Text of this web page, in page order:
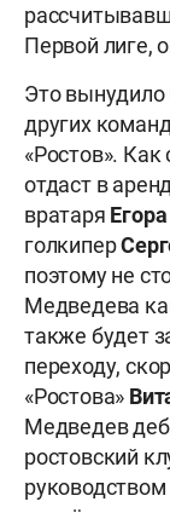
Первой лиге,
Это
других
«Ростов».
отдаст в
вратаря
голкипер
поэтому не
Медведева
также будет
переходу,
«Ростова»
Медведев
ростовский
руководством